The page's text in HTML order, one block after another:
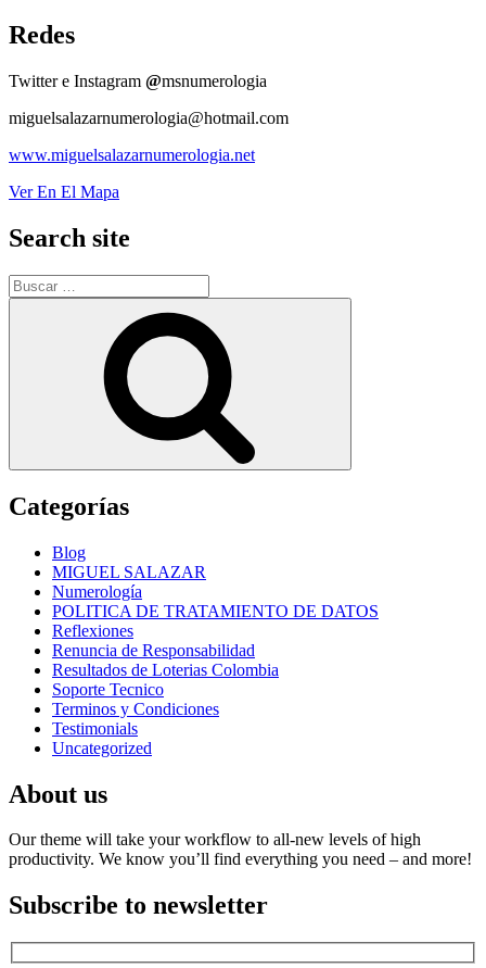
Redes
Twitter e Instagram @msnumerologia
miguelsalazarnumerologia@hotmail.com
www.miguelsalazarnumerologia.net
Ver En El Mapa
Search site
Buscar
por:
Categorías
Blog
MIGUEL SALAZAR
Numerología
POLITICA DE TRATAMIENTO DE DATOS
Reflexiones
Renuncia de Responsabilidad
Resultados de Loterias Colombia
Soporte Tecnico
Terminos y Condiciones
Testimonials
Uncategorized
About us
Our theme will take your workflow to all-new levels of high
productivity. We know you’ll find everything you need – and more!
Subscribe to newsletter